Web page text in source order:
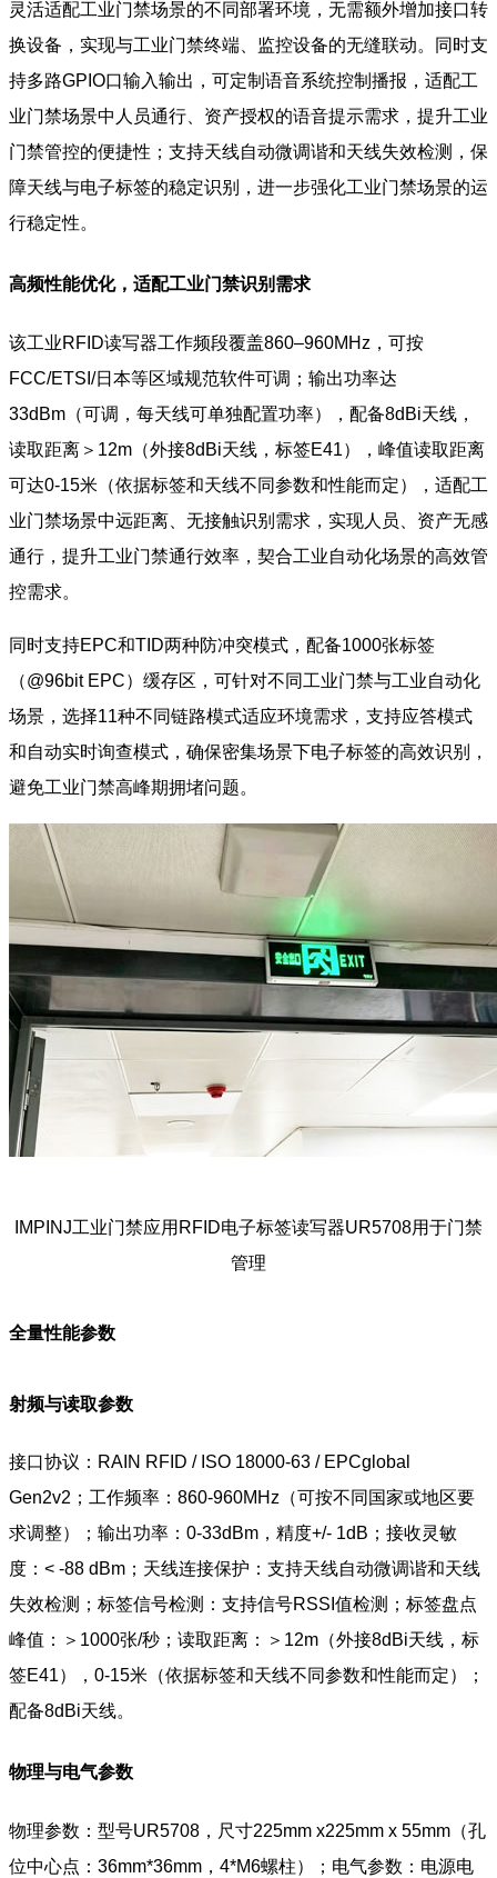
灵活适配工业门禁场景的不同部署环境，无需额外增加接口转
换设备，实现与工业门禁终端、监控设备的无缝联动。同时支
持多路GPIO口输入输出，可定制语音系统控制播报，适配工
业门禁场景中人员通行、资产授权的语音提示需求，提升工业
门禁管控的便捷性；支持天线自动微调谐和天线失效检测，保
障天线与电子标签的稳定识别，进一步强化工业门禁场景的运
行稳定性。
高频性能优化，适配工业门禁识别需求
该工业RFID读写器工作频段覆盖860–960MHz，可按
FCC/ETSI/日本等区域规范软件可调；输出功率达
33dBm（可调，每天线可单独配置功率），配备8dBi天线，
读取距离＞12m（外接8dBi天线，标签E41），峰值读取距离
可达0-15米（依据标签和天线不同参数和性能而定），适配工
业门禁场景中远距离、无接触识别需求，实现人员、资产无感
通行，提升工业门禁通行效率，契合工业自动化场景的高效管
控需求。
同时支持EPC和TID两种防冲突模式，配备1000张标签
（@96bit EPC）缓存区，可针对不同工业门禁与工业自动化
场景，选择11种不同链路模式适应环境需求，支持应答模式
和自动实时询查模式，确保密集场景下电子标签的高效识别，
避免工业门禁高峰期拥堵问题。
IMPINJ工业门禁应用RFID电子标签读写器UR5708用于门禁
管理
全量性能参数
射频与读取参数
接口协议：RAIN RFID / ISO 18000-63 / EPCglobal
Gen2v2；工作频率：860-960MHz（可按不同国家或地区要
求调整）；输出功率：0-33dBm，精度+/- 1dB；接收灵敏
度：< -88 dBm；天线连接保护：支持天线自动微调谐和天线
失效检测；标签信号检测：支持信号RSSI值检测；标签盘点
峰值：＞1000张/秒；读取距离：＞12m（外接8dBi天线，标
签E41），0-15米（依据标签和天线不同参数和性能而定）；
配备8dBi天线。
物理与电气参数
物理参数：型号UR5708，尺寸225mm x225mm x 55mm（孔
位中心点：36mm*36mm，4*M6螺柱）；电气参数：电源电